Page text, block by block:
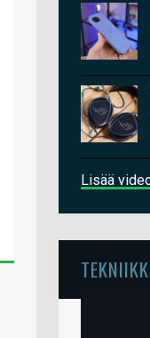
Lisää